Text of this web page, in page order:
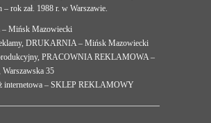
rok zał. 1988 r. w Warszawie.
– Mińsk Mazowiecki
DRUKARNIA – Mińsk Mazowiecki
PRACOWNIA REKLAMOWA –
Warszawska 35
internetowa – SKLEP REKLAMOWY